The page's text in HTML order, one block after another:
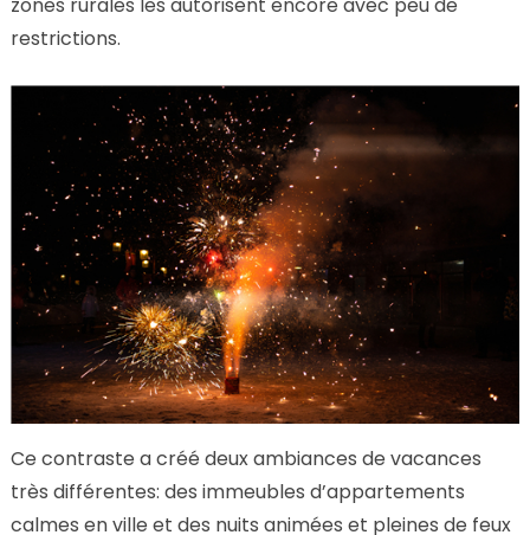
restrictions.
Ce contraste a créé deux ambiances de vacances
très différentes: des immeubles d’appartements
calmes en ville et des nuits animées et pleines de feux